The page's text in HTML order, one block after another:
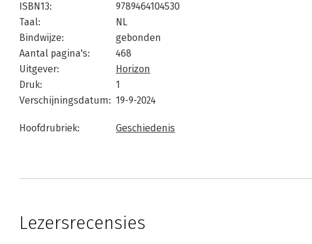
ISBN13:
9789464104530
Taal:
NL
Bindwijze:
gebonden
Aantal pagina's:
468
Uitgever:
Horizon
Druk:
1
Verschijningsdatum: 19-9-2024
Hoofdrubriek: Geschiedenis
Lezersrecensies